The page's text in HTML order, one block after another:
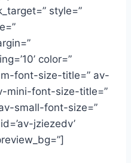
style=”
color=”
font-size-title=” av-
mini-font-size-title=”
small-font-size=”
jziezedv’